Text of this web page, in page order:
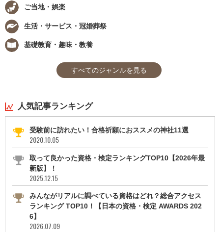
ご当地・娯楽
生活・サービス・冠婚葬祭
基礎教育・趣味・教養
すべてのジャンルを見る
人気記事ランキング
受験前に訪れたい！合格祈願におススメの神社11選
2020.10.05
取って良かった資格・検定ランキングTOP10【2026年最
新版】！
2025.12.15
みんながリアルに調べている資格はどれ？総合アクセス
ランキング TOP10！【日本の資格・検定 AWARDS 202
6】
2026.07.09